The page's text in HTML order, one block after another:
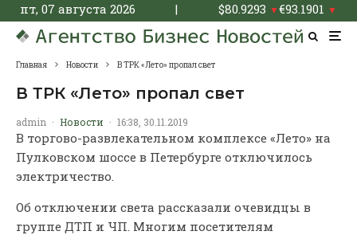
пт, 07 августа 2026 | $80.9293 ▼€93.1901 ▼
Главная Новости В ТРК «Лето» пропал свет
В ТРК «Лето» пропал свет
admin · Новости · 16:38, 30.11.2019
В торгово-развлекательном комплексе «Лето» на
Пулковском шоссе в Петербурге отключилось
электричество.
Об отключении света рассказали очевидцы в
группе ДТП и ЧП. Многим посетителям